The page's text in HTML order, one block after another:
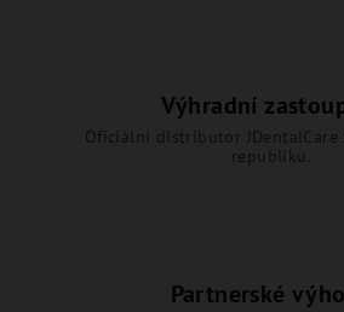
Výhradní
Oficiální distributor JDentalCare
republiku.
Partnerské